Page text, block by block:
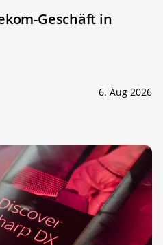
Geschäft in
6. Aug 2026